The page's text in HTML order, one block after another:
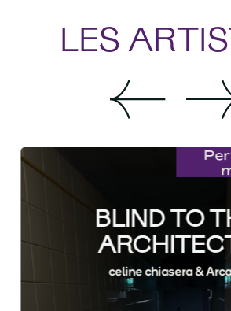
LES
BLIND TO
celine chiasera &